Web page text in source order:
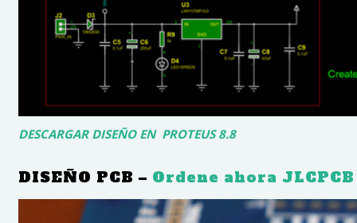
DESCARGAR DISEÑO EN PROTEUS 8.8
DISEÑO PCB – Ordene ahora JLCPCB